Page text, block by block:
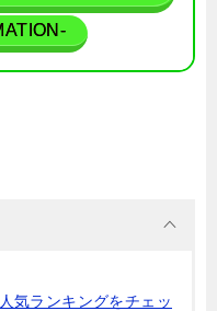
気ランキングをチェッ